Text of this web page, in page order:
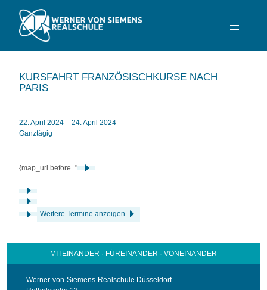
SCHULPROFIL
BERATUNG
KONTAKT
KURSFAHRT FRANZÖSISCHKURSE NACH
PARIS
22. April 2024 – 24. April 2024
Ganztägig
{map_url before="
Weitere Termine anzeigen
MITEINANDER · FÜREINANDER · VONEINANDER
Werner-von-Siemens-Realschule Düsseldorf